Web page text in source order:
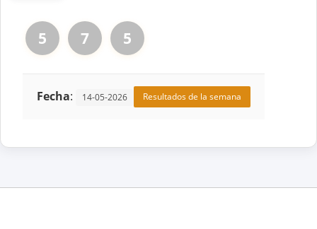
5 7 5
Fecha: 14-05-2026 Resultados de la semana